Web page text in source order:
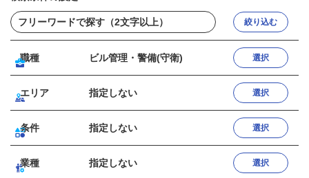
絞り込む
職種 ビル管理・警備(守衛) 選択
エリア 指定しない 選択
条件 指定しない 選択
業種 指定しない 選択